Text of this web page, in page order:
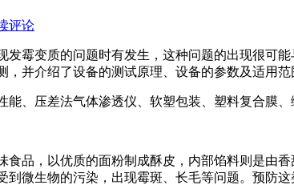
评论
发霉变质的问题时有发生，这种问题的出现很可
，并介绍了设备的测试原理、设备的参数及适用
能、压差法气体渗透仪、软塑包装、塑料复合膜
食品，以优质的面粉制成酥皮，内部馅料则是由
到微生物的污染，出现霉斑、长毛等问题。预防